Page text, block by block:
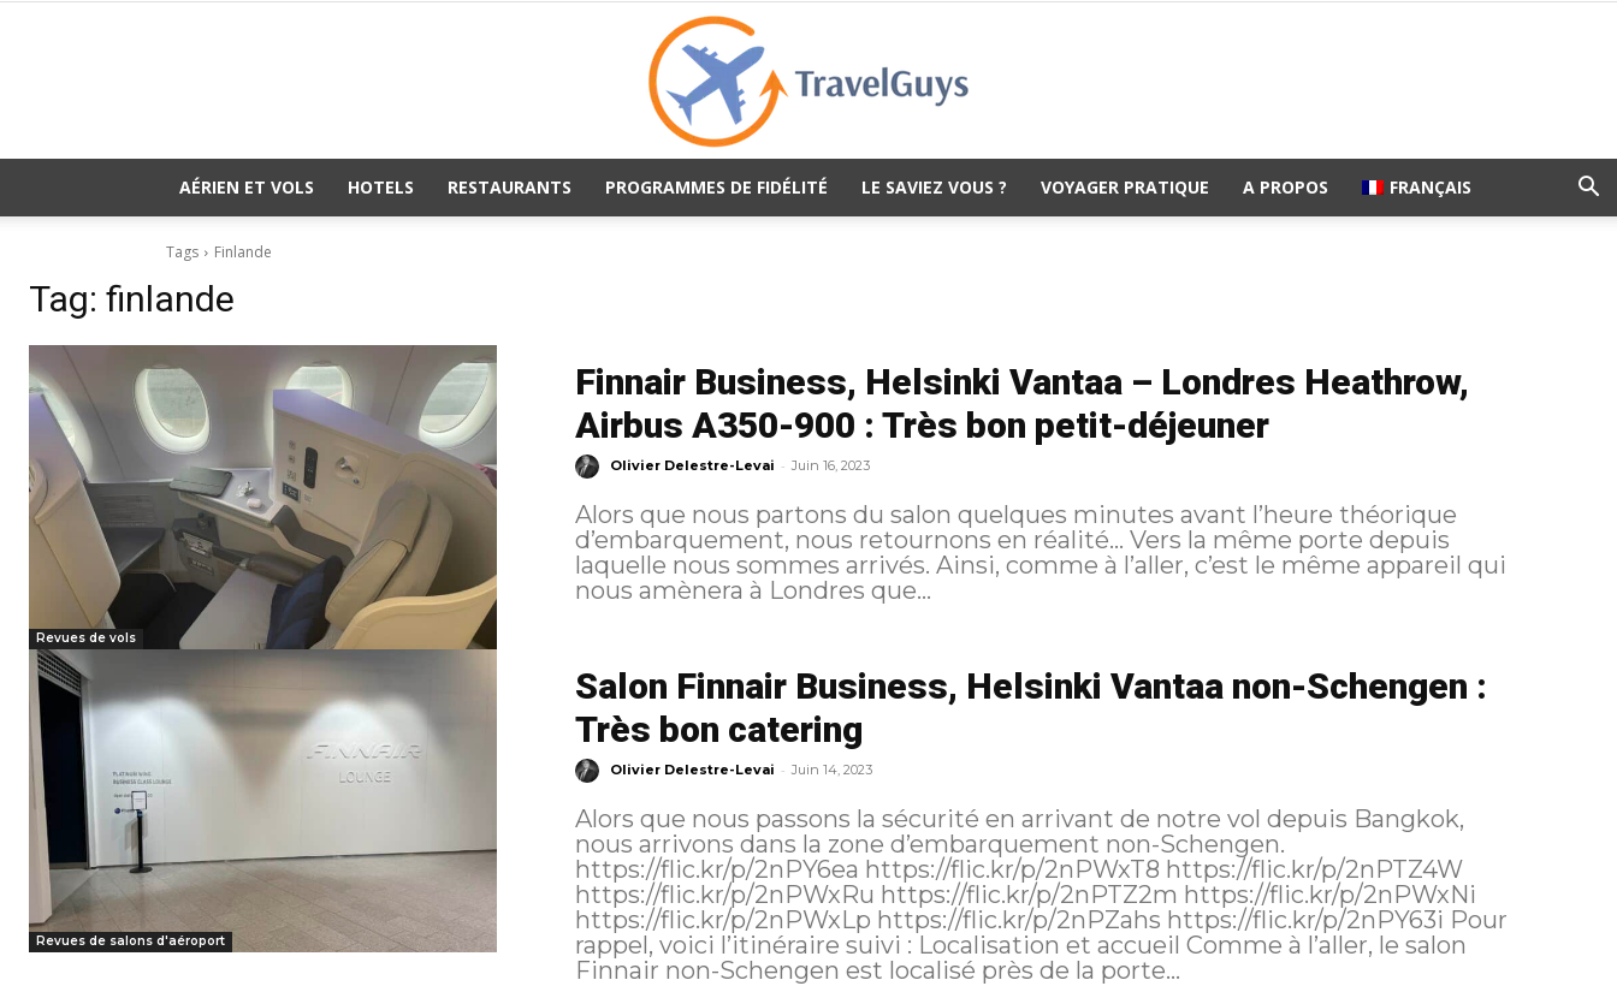
AÉRIEN ET VOLS HOTELS RESTAURANTS PROGRAMMES DE FIDÉLITÉ LE SAVIEZ VOUS ? VOYAGER PRATIQUE A PROPOS FRANÇAIS
Tags Finlande
Tag: finlande
Revues de vols
Finnair Business, Helsinki Vantaa – Londres Heathrow,
Airbus A350-900 : Très bon petit-déjeuner
Olivier Delestre-Levai - Juin 16, 2023
Alors que nous partons du salon quelques minutes avant l’heure théorique
d’embarquement, nous retournons en réalité… Vers la même porte depuis
laquelle nous sommes arrivés. Ainsi, comme à l’aller, c’est le même appareil qui
nous amènera à Londres que...
Revues de salons d'aéroport
Salon Finnair Business, Helsinki Vantaa non-Schengen :
Très bon catering
Olivier Delestre-Levai - Juin 14, 2023
Alors que nous passons la sécurité en arrivant de notre vol depuis Bangkok,
nous arrivons dans la zone d’embarquement non-Schengen.
https://flic.kr/p/2nPY6ea https://flic.kr/p/2nPWxT8 https://flic.kr/p/2nPTZ4W
https://flic.kr/p/2nPWxRu https://flic.kr/p/2nPTZ2m https://flic.kr/p/2nPWxNi
https://flic.kr/p/2nPWxLp https://flic.kr/p/2nPZahs https://flic.kr/p/2nPY63i Pour
rappel, voici l’itinéraire suivi : Localisation et accueil Comme à l’aller, le salon
Finnair non-Schengen est localisé près de la porte...